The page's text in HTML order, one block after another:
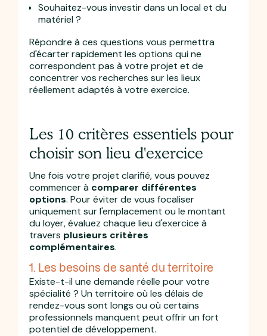
Souhaitez-vous investir dans un local et du
matériel ?
Répondre à ces questions vous permettra
d'écarter rapidement les options qui ne
correspondent pas à votre projet et de
concentrer vos recherches sur les lieux
réellement adaptés à votre exercice.
Les 10 critères essentiels pour
choisir son lieu d'exercice
Une fois votre projet clarifié, vous pouvez
commencer à comparer différentes
options. Pour éviter de vous focaliser
uniquement sur l'emplacement ou le montant
du loyer, évaluez chaque lieu d'exercice à
travers plusieurs critères
complémentaires.
1. Les besoins de santé du territoire
Existe-t-il une demande réelle pour votre
spécialité ? Un territoire où les délais de
rendez-vous sont longs ou où certains
professionnels manquent peut offrir un fort
potentiel de développement.